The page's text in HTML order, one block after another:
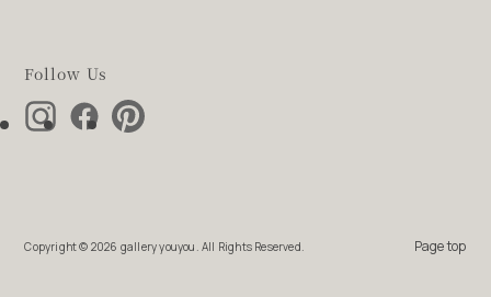
Follow Us
Page top
Copyright © 2026 gallery youyou. All Rights Reserved.